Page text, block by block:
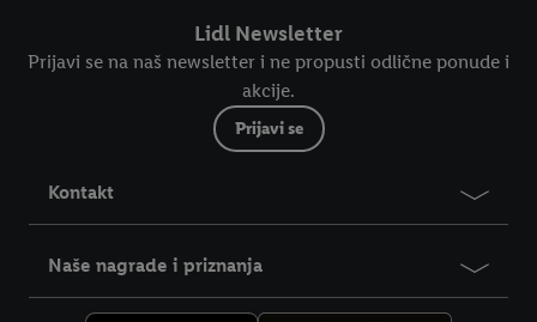
Lidl Newsletter
Prijavi se na naš newsletter i ne propusti odlične ponude i
akcije.
Prijavi se
Kontakt
Naše nagrade i priznanja